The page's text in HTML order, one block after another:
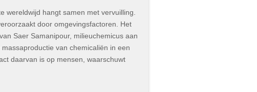
wereldwijd hangt samen met vervuilling.
door omgevingsfactoren. Het
Saer Samanipour, milieuchemicus aan
van chemicaliën in een
daarvan is op mensen, waarschuwt